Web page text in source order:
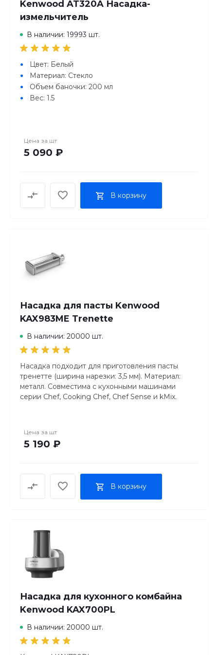
Прозрачный
Комплектация
выполненных из пластика Tritan, две крышки,
инструкция, гарантийный талон
Габариты (ВхШхГ)
23.8/12/23.6
Kenwood AT320A Насадка-
измельчитель
В наличии: 19993 шт.
Цвет: Белый
Материал: Стекло
Объем баночки: 200 мл
Вес: 1.5
Цена за шт
5 090 ₽
В корзину
Насадка для пасты Kenwood
KAX983ME Trenette
В наличии: 20000 шт.
Насадка подходит для приготовления пасты
тренетте (ширина нарезки: 3,5 мм). Материал:
металл. Совместима с кухонными машинами
серии Chef, Cooking Chef, Chef Sense и kMix.
Цена за шт
5 190 ₽
В корзину
Насадка для кухонного комбайна
Kenwood KAX700PL
В наличии: 20000 шт.